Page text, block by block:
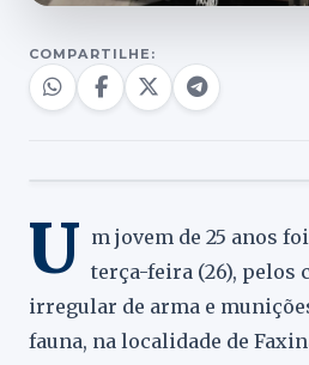
COMPARTILHE:
U m jovem de 25 anos
terça-feira (26), pelos
irregular de arma e
fauna, na localidade de